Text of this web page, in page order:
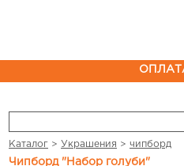
Каталог > Украшения > чипборд
Чипборд "Набор голуби"